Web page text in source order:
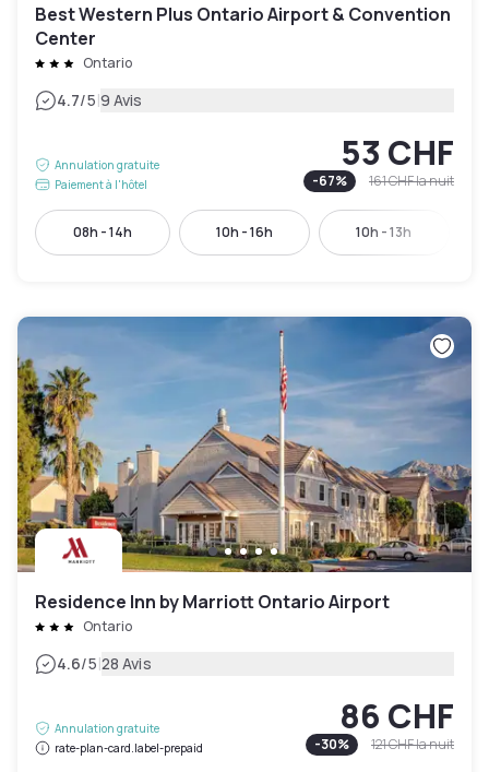
Best Western Plus Ontario Airport & Convention
Center
Ontario
4.7/5|9 Avis
Annulation gratuite
Paiement à l'hôtel
53 CHF
-67% 161 CHFla nuit
08h - 14h 10h - 16h 10h - 13h
Residence Inn by Marriott Ontario Airport
Ontario
4.6/5|28 Avis
Annulation gratuite
rate-plan-card.label-prepaid
86 CHF
-30% 121 CHFla nuit